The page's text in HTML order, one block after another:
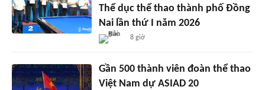
Thể dục thể thao thành phố Đồng
Nai lần thứ I năm 2026
8 giờ
Gần 500 thành viên đoàn thể thao
Việt Nam dự ASIAD 20